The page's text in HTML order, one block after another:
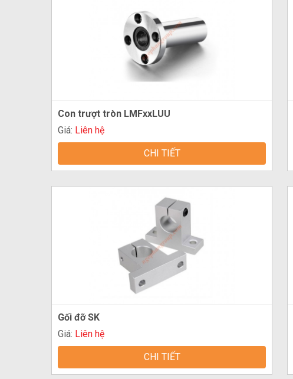
Con trượt tròn LMFxxLUU
Giá: Liên hệ
CHI TIẾT
Gối đỡ SK
Giá: Liên hệ
CHI TIẾT